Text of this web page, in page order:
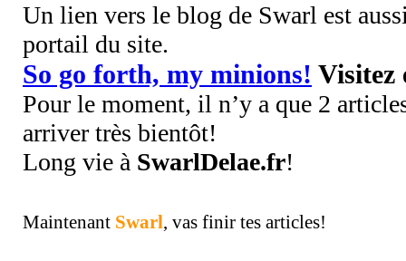
Un lien vers le blog de Swarl est
portail du site.
So go forth, my minions! Visitez
Pour le moment, il n’y a que 2
arriver très bientôt!
Long vie à SwarlDelae.fr!
Maintenant Swarl, vas finir tes articles!